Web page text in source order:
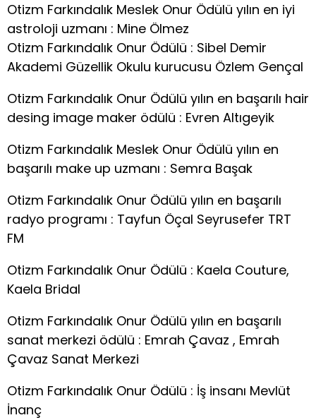
Otizm Farkındalık Meslek Onur Ödülü yılın en iyi
astroloji uzmanı : Mine Ölmez
Otizm Farkındalık Onur Ödülü : Sibel Demir
Akademi Güzellik Okulu kurucusu Özlem Gençal
Otizm Farkındalık Onur Ödülü yılın en başarılı hair
desing image maker ödülü : Evren Altıgeyik
Otizm Farkındalık Meslek Onur Ödülü yılın en
başarılı make up uzmanı : Semra Başak
Otizm Farkındalık Onur Ödülü yılın en başarılı
radyo programı : Tayfun Öçal Seyrusefer TRT
FM
Otizm Farkındalık Onur Ödülü : Kaela Couture,
Kaela Bridal
Otizm Farkındalık Onur Ödülü yılın en başarılı
sanat merkezi ödülü : Emrah Çavaz , Emrah
Çavaz Sanat Merkezi
Otizm Farkındalık Onur Ödülü : İş insanı Mevlüt
İnanç